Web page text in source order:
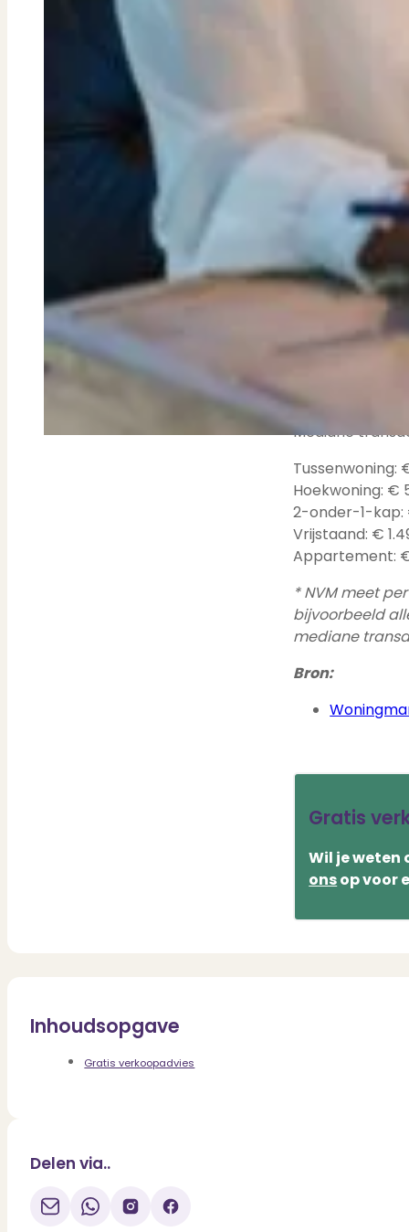
Partners
Maak gebruik van ons netwerk
Verenigingen
PUUR* is aangesloten bij...
Groot-
Aalsmeer,
Mediane
Hoekwoning: €
2-onder-1-kap:
Vrijstaand: €
Appartement:
Blaricum,
Mediane
Tussenwoning:
Hoekwoning: €
2-onder-1-kap:
Vrijstaand: €
Appartement:
* NVM meet
bijvoorbeeld
mediane
Bron:
Gratis
Wil je weten
onsop voor
Inhoudsopgave
Gratis verkoopadvies
Delen via..